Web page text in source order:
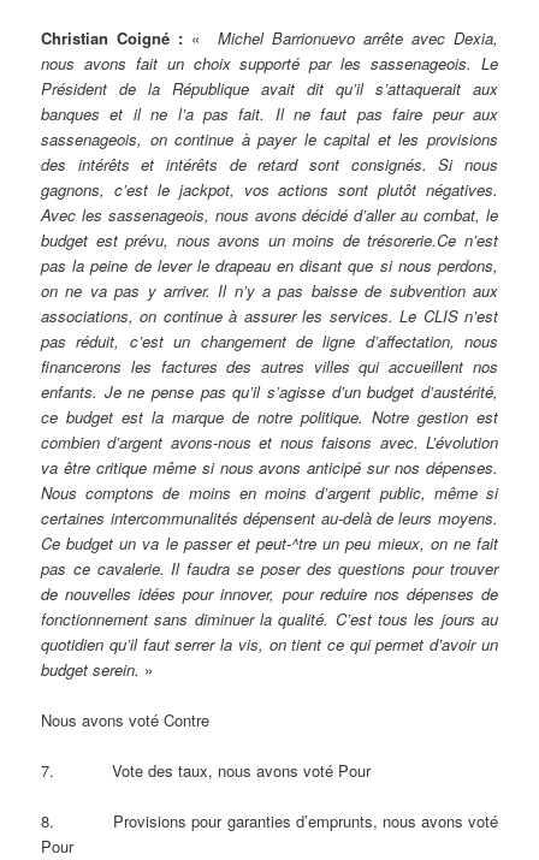
Christian Coigné : « Michel Barrionuevo arrête avec Dexia,
nous avons fait un choix supporté par les sassenageois. Le
Président de la République avait dit qu’il s’attaquerait aux
banques et il ne l’a pas fait. Il ne faut pas faire peur aux
sassenageois, on continue à payer le capital et les provisions
des intérêts et intérêts de retard sont consignés. Si nous
gagnons, c’est le jackpot, vos actions sont plutôt négatives.
Avec les sassenageois, nous avons décidé d’aller au combat, le
budget est prévu, nous avons un moins de trésorerie.Ce n’est
pas la peine de lever le drapeau en disant que si nous perdons,
on ne va pas y arriver. Il n’y a pas baisse de subvention aux
associations, on continue à assurer les services. Le CLIS n’est
pas réduit, c’est un changement de ligne d’affectation, nous
financerons les factures des autres villes qui accueillent nos
enfants. Je ne pense pas qu’il s’agisse d’un budget d’austérité,
ce budget est la marque de notre politique. Notre gestion est
combien d’argent avons-nous et nous faisons avec. L’évolution
va être critique même si nous avons anticipé sur nos dépenses.
Nous comptons de moins en moins d’argent public, même si
certaines intercommunalités dépensent au-delà de leurs moyens.
Ce budget un va le passer et peut-^tre un peu mieux, on ne fait
pas ce cavalerie. Il faudra se poser des questions pour trouver
de nouvelles idées pour innover, pour reduire nos dépenses de
fonctionnement sans diminuer la qualité. C’est tous les jours au
quotidien qu’il faut serrer la vis, on tient ce qui permet d’avoir un
budget serein. »
Nous avons voté Contre
7. Vote des taux, nous avons voté Pour
8. Provisions pour garanties d’emprunts, nous avons voté
Pour